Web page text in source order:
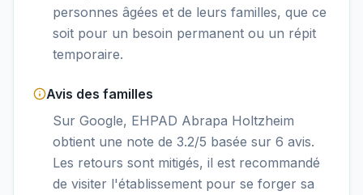
personnes âgées et de leurs familles, que ce
soit pour un besoin permanent ou un répit
temporaire.
Avis des familles
Sur Google, EHPAD Abrapa Holtzheim
obtient une note de 3.2/5 basée sur 6 avis.
Les retours sont mitigés, il est recommandé
de visiter l'établissement pour se forger sa